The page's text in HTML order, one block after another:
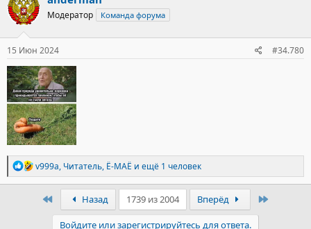
ц
и
и
:
Модератор Команда форума
15 Июн 2024 #34.780
Р
е
а
v999a, Читатель, Ё-МАЁ и ещё 1 человек
ПервыйНазад 1739 из 2004 Вперёд
Войдите или зарегистрируйтесь для ответа.